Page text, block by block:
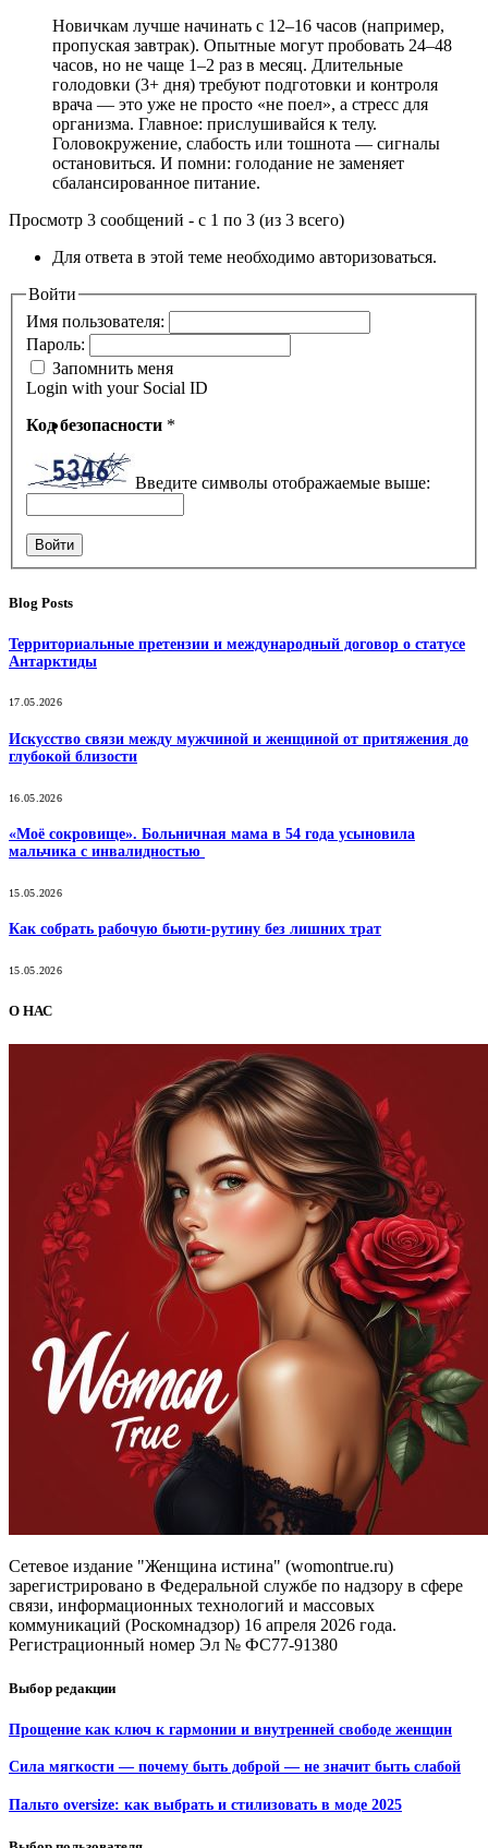
Новичкам лучше начинать с 12–16 часов (например,
пропуская завтрак). Опытные могут пробовать 24–48
часов, но не чаще 1–2 раз в месяц. Длительные
голодовки (3+ дня) требуют подготовки и контроля
врача — это уже не просто «не поел», а стресс для
организма. Главное: прислушивайся к телу.
Головокружение, слабость или тошнота — сигналы
остановиться. И помни: голодание не заменяет
сбалансированное питание.
Просмотр 3 сообщений - с 1 по 3 (из 3 всего)
Для ответа в этой теме необходимо авторизоваться.
Войти
Имя пользователя:
Пароль:
Запомнить меня
Login with your Social ID
Код безопасности *
Введите символы отображаемые выше:
Войти
Blog Posts
Территориальные претензии и международный договор о статусе
Антарктиды
17.05.2026
Искусство связи между мужчиной и женщиной от притяжения до
глубокой близости
16.05.2026
«Моё сокровище». Больничная мама в 54 года усыновила
мальчика с инвалидностью
15.05.2026
Как собрать рабочую бьюти-рутину без лишних трат
15.05.2026
О НАС
Сетевое издание "Женщина истина" (womontrue.ru)
зарегистрировано в Федеральной службе по надзору в сфере
связи, информационных технологий и массовых
коммуникаций (Роскомнадзор) 16 апреля 2026 года.
Регистрационный номер Эл № ФС77-91380
Выбор редакции
Прощение как ключ к гармонии и внутренней свободе женщин
Сила мягкости — почему быть доброй — не значит быть слабой
Пальто oversize: как выбрать и стилизовать в моде 2025